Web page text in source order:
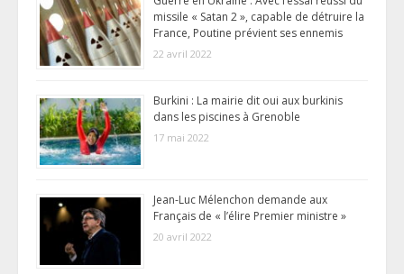
missile « Satan 2 », capable de détruire la
France, Poutine prévient ses ennemis
22 avril 2022
Burkini : La mairie dit oui aux burkinis
dans les piscines à Grenoble
17 mai 2022
Jean-Luc Mélenchon demande aux
Français de « l’élire Premier ministre »
20 avril 2022